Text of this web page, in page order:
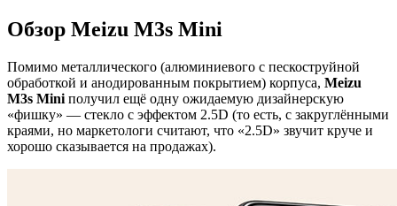
Обзор Meizu M3s Mini
Помимо металлического (алюминиевого с пескоструйной
обработкой и анодированным покрытием) корпуса, Meizu
M3s Mini получил ещё одну ожидаемую дизайнерскую
«фишку» — стекло с эффектом 2.5D (то есть, с закруглёнными
краями, но маркетологи считают, что «2.5D» звучит круче и
хорошо сказывается на продажах).